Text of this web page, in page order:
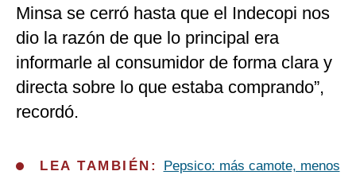
Minsa se cerró hasta que el Indecopi nos
dio la razón de que lo principal era
informarle al consumidor de forma clara y
directa sobre lo que estaba comprando”,
recordó.
LEA TAMBIÉN:
Pepsico: más camote, menos